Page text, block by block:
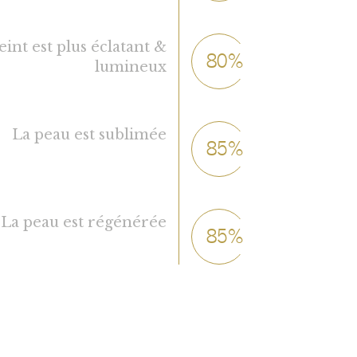
est plus éclatant &
lumineux
80%
La peau est sublimée
85%
La peau est régénérée
85%